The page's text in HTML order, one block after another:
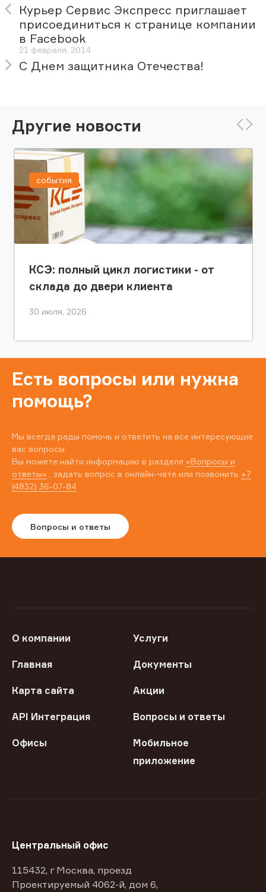
Курьер Сервис Экспресс приглашает
присоединиться к странице компании
в Facebook
21 февраля, 2014
С Днем защитника Отечества!
Другие новости
КСЭ: полный цикл логистики - от
склада до двери клиента
30 июля, 2026
события
Есть вопросы или нужна
помощь?
Мы всегда рады помочь и ответить на все интересующие
вас вопросы.
Вы можете найти информацию в разделе «Вопросы и
ответы» , задать вопрос в онлайн-чате или позвонить +7
(4832) 36-07-84
Вопросы и ответы
О компании Услуги
Главная Документы
Карта сайта Акции
API Интеграция Вопросы и ответы
Офисы
Мобильное
приложение
Центральный офис
115432, г Москва, проезд
Проектируемый 4062-й, дом 6,